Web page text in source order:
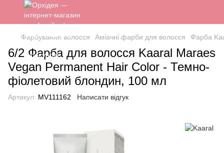
Фарбування волосся Аміачні фарби для волосся Фарба
6/2 Фарба для волосся Kaaral Maraes
Vegan Permanent Hair Color - Темно-
фіолетовий блондин, 100 мл
Артикул: MV111162 Написати відгук